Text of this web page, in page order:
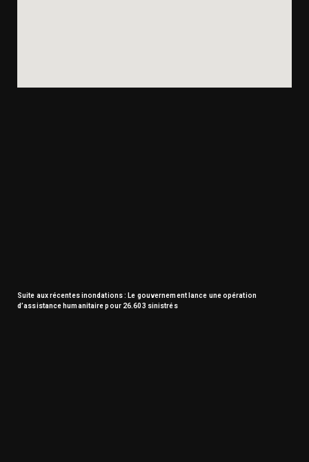
Suite aux récentes inondations : Le gouvernement lance une opération
d’assistance humanitaire pour 26.603 sinistrés